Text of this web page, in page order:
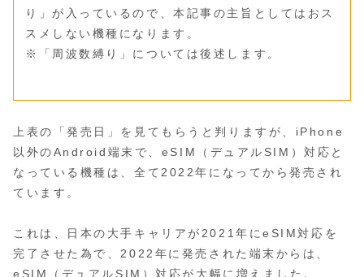
り」が入っているので、本記事の主旨としてはおス
スメしない機種になります。
※「周波数縛り」については後述します。
上表の「発売日」を見てもらうと判りますが、iPhone
以外のAndroid端末で、eSIM（デュアルSIM）対応と
なっている機種は、全て2022年になってから発売され
ています。
これは、日本の大手キャリアが2021年にeSIM対応を
完了させた為で、2022年に発売された端末からは、
eSIM（デュアルSIM）対応が大幅に増えました。